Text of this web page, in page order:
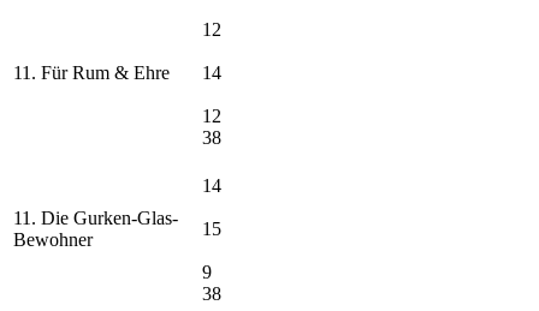
11. Für Rum & Ehre
12
14
12
38
11. Die Gurken-Glas-
Bewohner
14
15
9
38